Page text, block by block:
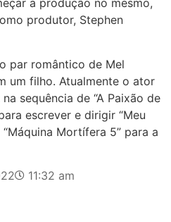
a produção no mesmo,
produtor, Stephen
par romântico de Mel
um filho. Atualmente o ator
sequência de “A Paixão de
escrever e dirigir “Meu
Mortífera 5” para a
11:32 am